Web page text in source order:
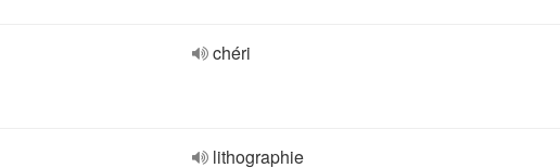
chéri
lithographie